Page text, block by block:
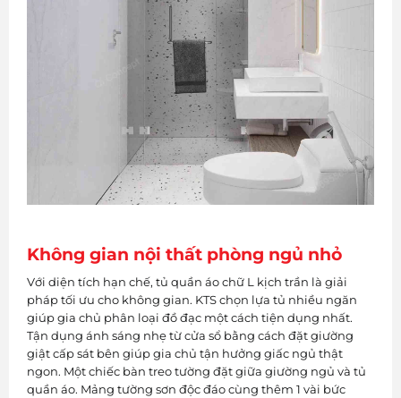
Không gian nội thất phòng ngủ nhỏ
Với diện tích hạn chế, tủ quần áo chữ L kịch trần là giải
pháp tối ưu cho không gian. KTS chọn lựa tủ nhiều ngăn
giúp gia chủ phân loại đồ đạc một cách tiện dụng nhất.
Tận dụng ánh sáng nhẹ từ cửa sổ bằng cách đặt giường
giật cấp sát bên giúp gia chủ tận hưởng giấc ngủ thật
ngon. Một chiếc bàn treo tường đặt giữa giường ngủ và tủ
quần áo. Mảng tường sơn độc đáo cùng thêm 1 vài bức